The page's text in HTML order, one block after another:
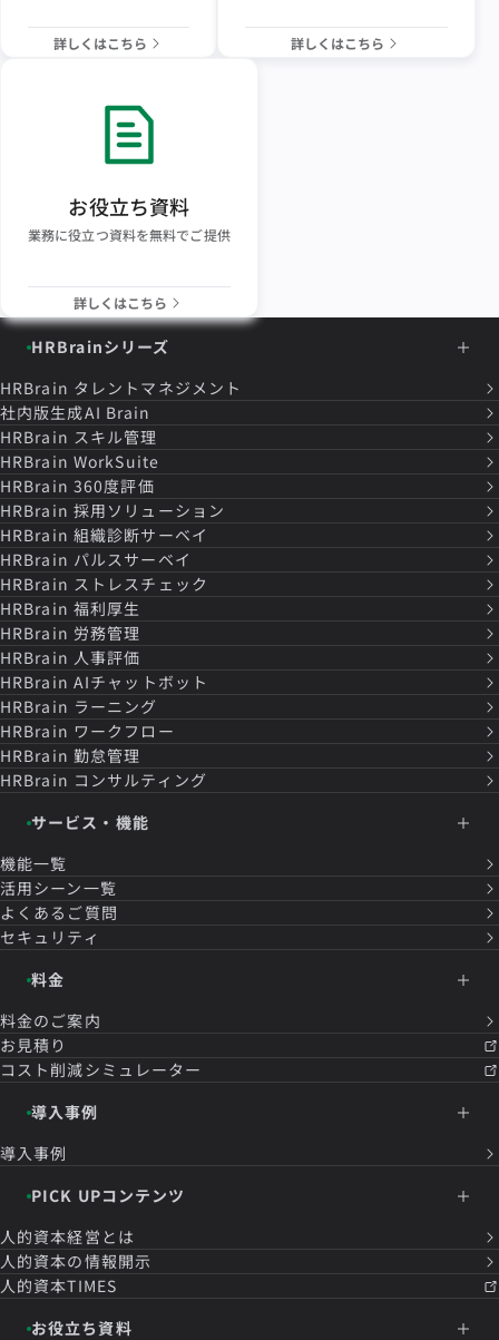
詳しくはこちら 詳しくはこちら
お役立ち資料
業務に役立つ資料を無料でご提供
詳しくはこちら
HRBrainシリーズ
HRBrain タレントマネジメント
社内版生成AI Brain
HRBrain スキル管理
HRBrain WorkSuite
HRBrain 360度評価
HRBrain 採用ソリューション
HRBrain 組織診断サーベイ
HRBrain パルスサーベイ
HRBrain ストレスチェック
HRBrain 福利厚生
HRBrain 労務管理
HRBrain 人事評価
HRBrain AIチャットボット
HRBrain ラーニング
HRBrain ワークフロー
HRBrain 勤怠管理
HRBrain コンサルティング
サービス・機能
機能一覧
活用シーン一覧
よくあるご質問
セキュリティ
料金
料金のご案内
お見積り
コスト削減シミュレーター
導入事例
導入事例
PICK UPコンテンツ
人的資本経営とは
人的資本の情報開示
人的資本TIMES
お役立ち資料